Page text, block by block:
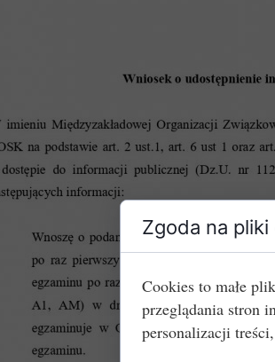
Zgoda na pliki
Cookies to małe
przeglądania stron
personalizacji